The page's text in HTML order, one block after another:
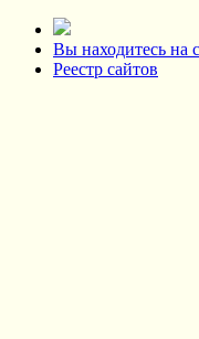
Вы находитесь на
Реестр сайтов